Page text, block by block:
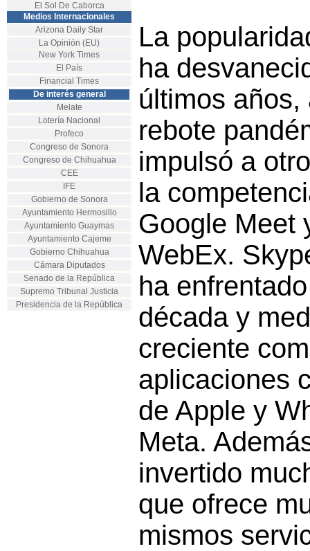
El Sol De Caborca
Medios Internacionales
Arizona Daily Star
La Opinión (EU)
New York Times
El País
Financial Times
De interés general
Melate
Lotería Nacional
Profeco
Congreso de Sonora
Congreso de Chihuahua
CEE
IFE
Gobierno de Sonora
Ayuntamiento Hermosillo
Ayuntamiento Guaymas
Ayuntamiento Cajeme
Gobierno Chihuahua
Cámara Diputados
Senado de la República
Supremo Tribunal Justicia
Presidencia de la República
La
ha
últimos
rebote
impulsó a
la
Google Meet
WebEx.
ha
década y
creciente
aplicaciones
de Apple y
Meta.
invertido
que ofrece
mismos